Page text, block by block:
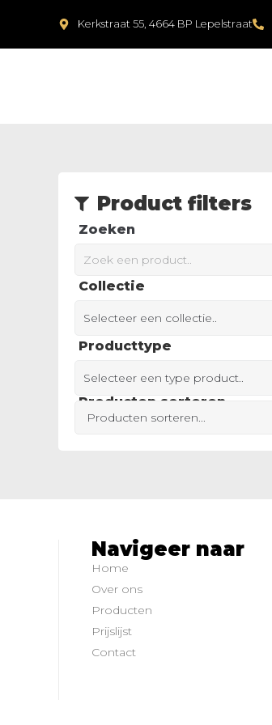
Kerkstraat 55, 4664 BP Lepelstraat
Product filters
Zoeken
Collectie
Selecteer een collectie..
Producttype
Selecteer een type product..
Producten sorteren
Navigeer naar
Home
Over ons
Producten
Prijslijst
Contact